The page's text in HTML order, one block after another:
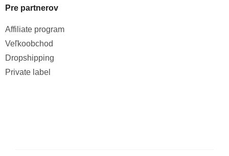
Pre partnerov
Affiliate program
Veľkoobchod
Dropshipping
Private label